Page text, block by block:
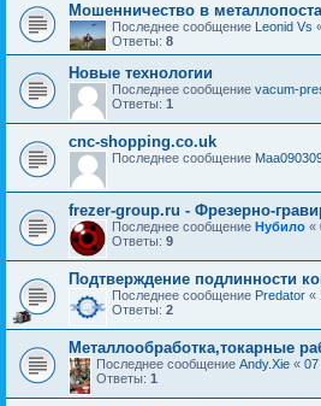
Мошенничество в
Последнее сообщение Leonid Vs
Ответы: 8
Новые технологии
Последнее сообщение vacum-
Ответы: 1
cnc-shopping.co.uk
Последнее сообщение
frezer-group.ru - Фрезерно-
Последнее сообщение Нубило «
Ответы: 9
Подтверждение подлинности
Последнее сообщение Predator «
Ответы: 2
Металлообработка,токарные
Последнее сообщение Andy.Xie « 07
Ответы: 1